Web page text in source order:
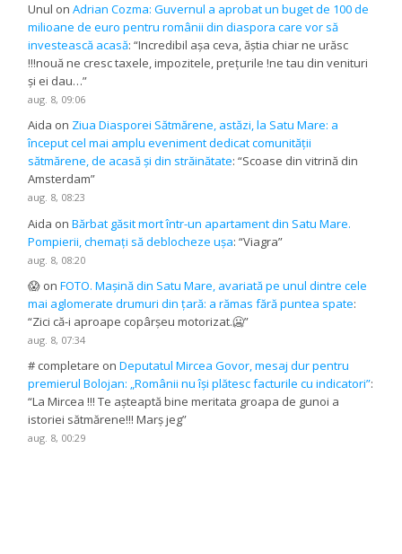
Unul onAdrian Cozma: Guvernul a aprobat un buget de 100 de
milioane de euro pentru românii din diaspora care vor să
investească acasă: “Incredibil așa ceva, ăștia chiar ne urăsc
!!!nouă ne cresc taxele, impozitele, prețurile !ne tau din venituri
și ei dau…”
aug. 8, 09:06
Aida on Ziua Diasporei Sătmărene, astăzi, la Satu Mare: a
început cel mai amplu eveniment dedicat comunității
sătmărene, de acasă și din străinătate: “Scoase din vitrină din
Amsterdam”
aug. 8, 08:23
Aida onBărbat găsit mort într-un apartament din Satu Mare.
Pompierii, chemați să deblocheze ușa: “Viagra”
aug. 8, 08:20
😱 onFOTO. Mașină din Satu Mare, avariată pe unul dintre cele
mai aglomerate drumuri din țară: a rămas fără puntea spate:
“Zici că-i aproape copârșeu motorizat.🥶”
aug. 8, 07:34
# completare onDeputatul Mircea Govor, mesaj dur pentru
premierul Bolojan: „Românii nu își plătesc facturile cu indicatori”:
“La Mircea !!! Te așteaptă bine meritata groapa de gunoi a
istoriei sătmărene!!! Marș jeg”
aug. 8, 00:29